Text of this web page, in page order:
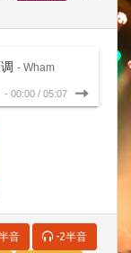
- Wham
- 00:00 / 05:07
音 -2半音